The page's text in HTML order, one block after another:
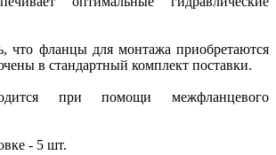
что фланцы для монтажа приобретаются
в стандартный комплект поставки.
при помощи межфланцевого
- 5 шт.